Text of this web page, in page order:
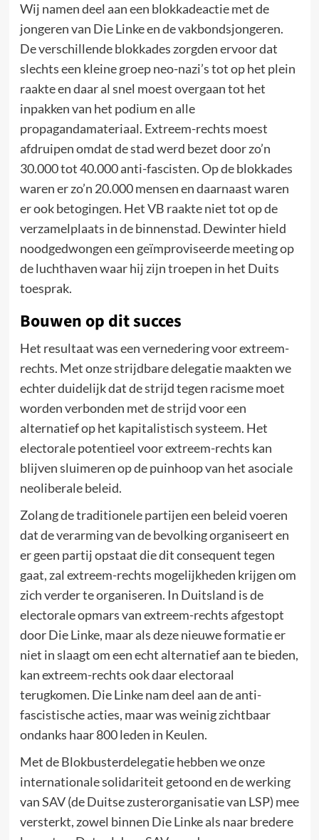
Wij namen deel aan een blokkadeactie met de
jongeren van Die Linke en de vakbondsjongeren.
De verschillende blokkades zorgden ervoor dat
slechts een kleine groep neo-nazi’s tot op het plein
raakte en daar al snel moest overgaan tot het
inpakken van het podium en alle
propagandamateriaal. Extreem-rechts moest
afdruipen omdat de stad werd bezet door zo’n
30.000 tot 40.000 anti-fascisten. Op de blokkades
waren er zo’n 20.000 mensen en daarnaast waren
er ook betogingen. Het VB raakte niet tot op de
verzamelplaats in de binnenstad. Dewinter hield
noodgedwongen een geïmproviseerde meeting op
de luchthaven waar hij zijn troepen in het Duits
toesprak.
Bouwen op dit succes
Het resultaat was een vernedering voor extreem-
rechts. Met onze strijdbare delegatie maakten we
echter duidelijk dat de strijd tegen racisme moet
worden verbonden met de strijd voor een
alternatief op het kapitalistisch systeem. Het
electorale potentieel voor extreem-rechts kan
blijven sluimeren op de puinhoop van het asociale
neoliberale beleid.
Zolang de traditionele partijen een beleid voeren
dat de verarming van de bevolking organiseert en
er geen partij opstaat die dit consequent tegen
gaat, zal extreem-rechts mogelijkheden krijgen om
zich verder te organiseren. In Duitsland is de
electorale opmars van extreem-rechts afgestopt
door Die Linke, maar als deze nieuwe formatie er
niet in slaagt om een echt alternatief aan te bieden,
kan extreem-rechts ook daar electoraal
terugkomen. Die Linke nam deel aan de anti-
fascistische acties, maar was weinig zichtbaar
ondanks haar 800 leden in Keulen.
Met de Blokbusterdelegatie hebben we onze
internationale solidariteit getoond en de werking
van SAV (de Duitse zusterorganisatie van LSP) mee
versterkt, zowel binnen Die Linke als naar bredere